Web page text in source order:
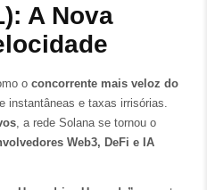
A Nova
o concorrente mais veloz do
instantâneas e taxas irrisórias.
, a rede Solana se tornou o
Web3, DeFi e IA